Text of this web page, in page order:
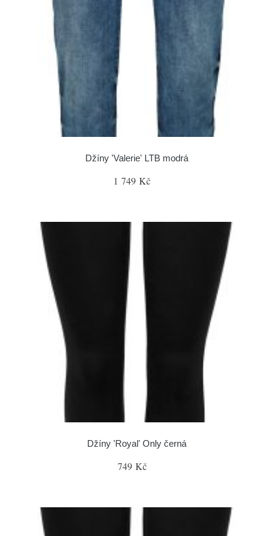
Džíny 'Valerie' LTB modrá
1 749 Kč
Džíny 'Royal' Only černá
749 Kč